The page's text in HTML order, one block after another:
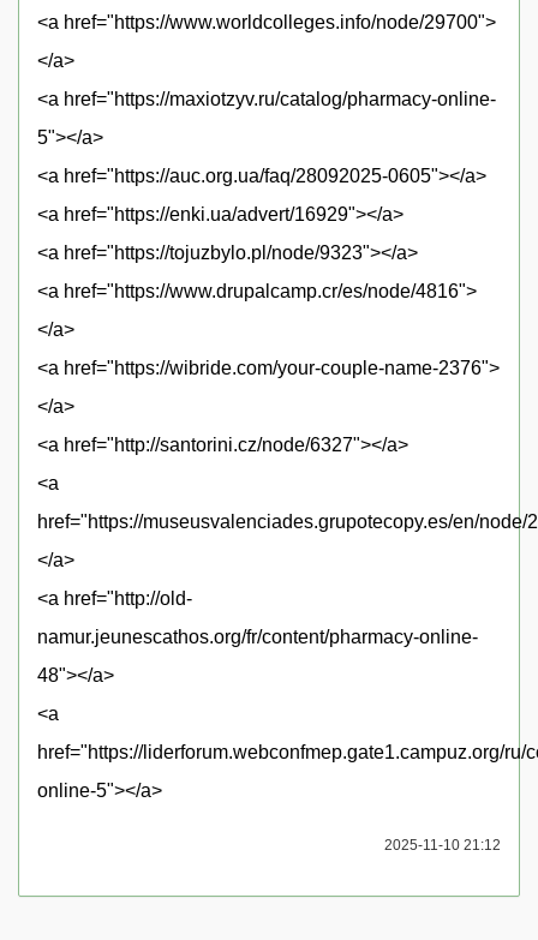
<a href="https://www.worldcolleges.info/node/29700">
</a>
<a href="https://maxiotzyv.ru/catalog/pharmacy-online-
5"></a>
<a href="https://auc.org.ua/faq/28092025-0605"></a>
<a href="https://enki.ua/advert/16929"></a>
<a href="https://tojuzbylo.pl/node/9323"></a>
<a href="https://www.drupalcamp.cr/es/node/4816">
</a>
<a href="https://wibride.com/your-couple-name-2376">
</a>
<a href="http://santorini.cz/node/6327"></a>
<a
href="https://museusvalenciades.grupotecopy.es/en/node/
</a>
<a href="http://old-
namur.jeunescathos.org/fr/content/pharmacy-online-
48"></a>
<a
href="https://liderforum.webconfmep.gate1.campuz.org/ru/
online-5"></a>
2025-11-10 21:12